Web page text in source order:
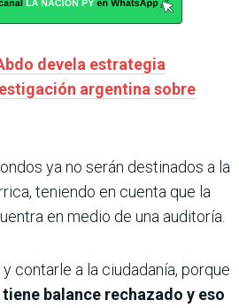
devela estrategia
argentina sobre
ya no serán destinados a la
teniendo en cuenta que la
en medio de una auditoría.
contarle a la ciudadanía, porque
balance rechazado y eso